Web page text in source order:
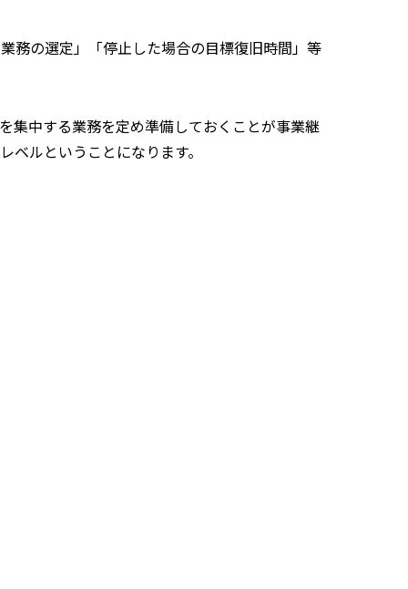
務の選定」「停止した場合の目標復旧時間」等
集中する業務を定め準備しておくことが事業継
ルということになります。